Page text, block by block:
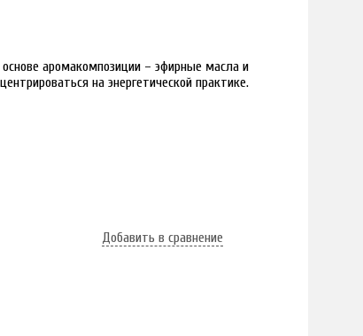
аромакомпозиции – эфирные масла и
на энергетической практике.
Добавить в сравнение